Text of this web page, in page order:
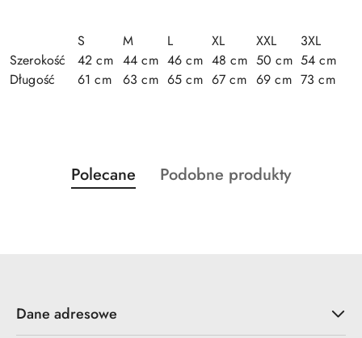
S M L XL XXL
3XL
Szerokość
42 cm 44 cm 46 cm 48 cm 50 cm 54 cm
Długość
61 cm 63 cm 65 cm 67 cm 69 cm 73 cm
Pomiń karuzelę produktów
Produkty
o
Polecane
Produkty
Podobne produkty
Dane adresowe